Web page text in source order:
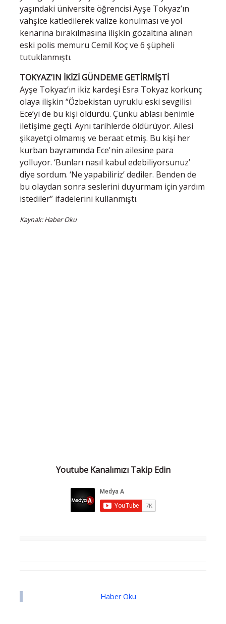
yaşındaki üniversite öğrencisi Ayşe Tokyaz’ın
vahşice katledilerek valize konulması ve yol
kenarına bırakılmasına ilişkin gözaltına alınan
eski polis memuru Cemil Koç ve 6 şüpheli
tutuklanmıştı.
TOKYAZ’IN İKİZİ GÜNDEME GETİRMİŞTİ
Ayşe Tokyaz’ın ikiz kardeşi Esra Tokyaz korkunç
olaya ilişkin “Özbekistan uyruklu eski sevgilisi
Ece’yi de bu kişi öldürdü. Çünkü ablası benimle
iletişime geçti. Aynı tarihlerde öldürüyor. Ailesi
şikayetçi olmamış ve beraat etmiş. Bu kişi her
kurban bayramında Ece'nin ailesine para
yolluyor. ‘Bunları nasıl kabul edebiliyorsunuz’
diye sordum. ‘Ne yapabiliriz’ dediler. Benden de
bu olaydan sonra seslerini duyurmam için yardım
istediler” ifadelerini kullanmıştı.
Kaynak: Haber Oku
Youtube Kanalımızı Takip Edin
Haber Oku